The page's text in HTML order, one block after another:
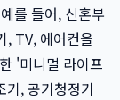
를 들어, 신혼부
, TV, 에어컨을
'미니멀 라이프
, 공기청정기